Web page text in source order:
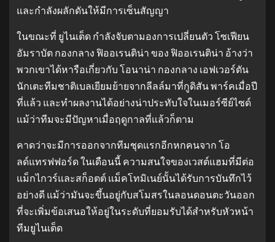
และกำลังผลักดันให้มีการเซ็นสัญญา
ในขณะที่ ยูไนเต็ด กำลังจับตามองการเปลี่ยนตัว โซเฟียน
อัมราบัต กองกลาง ฟิออเรนติน่า ของ ฟิออเรนติน่า อ้างว่า
พวกเขาได้หารือเกี่ยวกับ โอนาน่า กองกลาง เอฟเวอร์ตัน
นักเตะทีมชาติเบลเยียมย้ายจากลีลล์มาที่กูดิสัน พาร์คเมื่อปี
ที่แล้ว และทำผลงานได้อย่างน่าประทับใจในเมอร์ซีย์ไซด์
แม้ว่าทีมจะมีปัญหาเมื่อฤดูกาลที่แล้วก็ตาม
คาดว่าจะมีการออกจากทีมชุดแรกอีกหกคนจาก โอ
ลด์แทรฟฟอร์ด ในเดือนนี้ ความสนใจของเวสต์แฮมที่มีต่อ
แม็กไกวร์และสก็อตต์ แม็คโทมิเนย์นั้นได้รับการบันทึกไว้
อย่างดี แม้ว่ามันจะขึ้นอยู่กับสโมสรในลอนดอนตะวันออก
ที่จะเพิ่มข้อเสนอให้อยู่ในระดับที่ยอมรับได้สำหรับหัวหน้า
ทีมยูไนเต็ด